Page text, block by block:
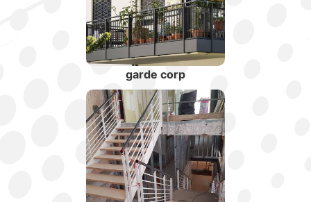
garde corp